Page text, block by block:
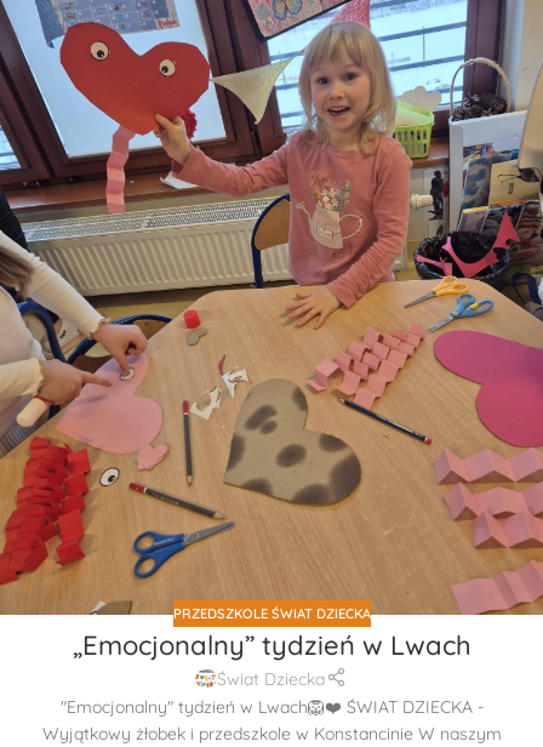
PRZEDSZKOLE ŚWIAT DZIECKA
„Emocjonalny” tydzień w Lwach
Świat Dziecka
"Emocjonalny" tydzień w Lwach🦁❤️ ŚWIAT DZIECKA -
Wyjątkowy żłobek i przedszkole w Konstancinie W naszym